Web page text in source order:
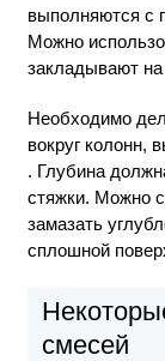
выполняются с
Можно
закладывают на
Необходимо
вокруг колонн,
. Глубина
стяжки. Можно
замазать
сплошной
смесей